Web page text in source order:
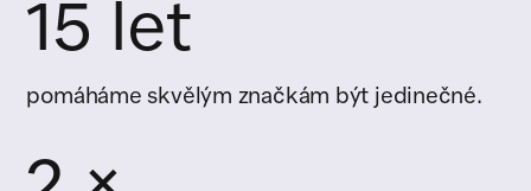
15 let
pomáháme skvělým značkám být jedinečné.